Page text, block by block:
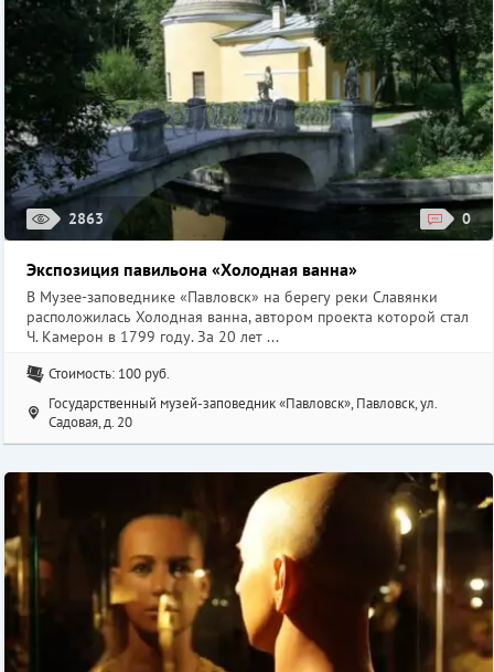
2863 0
Экспозиция павильона «Холодная ванна»
В Музее-заповеднике «Павловск» на берегу реки Славянки
расположилась Холодная ванна, автором проекта которой стал
Ч. Камерон в 1799 году. За 20 лет ...
Стоимость: 100 руб.
Государственный музей-заповедник «Павловск», Павловск, ул.
Садовая, д. 20